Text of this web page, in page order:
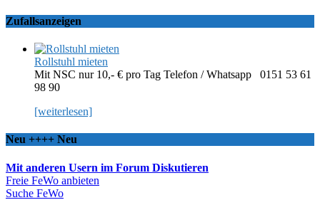
Zufallsanzeigen
Rollstuhl mieten
Mit NSC nur 10,- € pro Tag Telefon / Whatsapp 0151 53 61
98 90
[weiterlesen]
Neu ++++ Neu
Mit anderen Usern im Forum Diskutieren
Freie FeWo anbieten
Suche FeWo